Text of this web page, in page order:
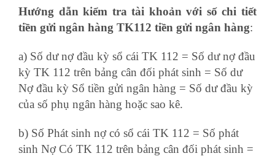
Hướng dẫn kiểm tra tài khoản với số chi tiết
tiền gửi ngân hàng TK112 tiền gửi ngân hàng:
a) Số dư nợ đầu kỳ sổ cái TK 112 = Số dư nợ đầu
kỳ TK 112 trên bảng cân đối phát sinh = Số dư
Nợ đầu kỳ Sổ tiền gửi ngân hàng = Số dư đầu kỳ
của số phụ ngân hàng hoặc sao kê.
b) Số Phát sinh nợ có sổ cái TK 112 = Số phát
sinh Nợ Có TK 112 trên bảng cân đối phát sinh =